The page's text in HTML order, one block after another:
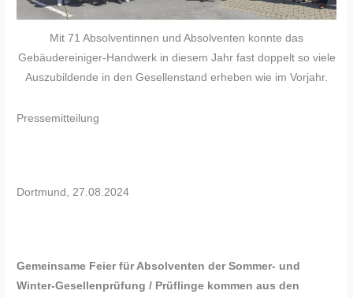
Mit 71 Absolventinnen und Absolventen konnte das
Gebäudereiniger-Handwerk in diesem Jahr fast doppelt so viele
Auszubildende in den Gesellenstand erheben wie im Vorjahr.
Pressemitteilung
Dortmund, 27.08.2024
Gemeinsame Feier für Absolventen der Sommer- und
Winter-Gesellenprüfung / Prüflinge kommen aus den